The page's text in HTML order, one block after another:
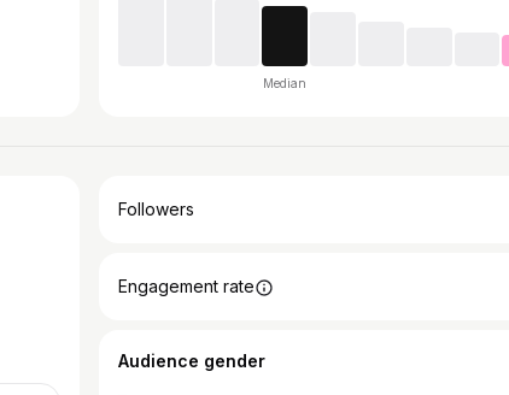
Median
Followers
Engagement rate
Audience gender